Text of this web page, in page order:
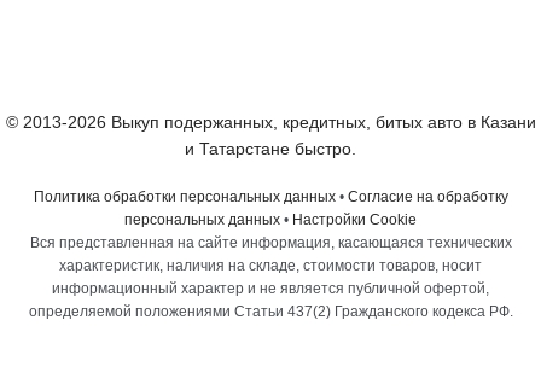
© 2013-2026 Выкуп подержанных, кредитных, битых авто в Казани
и Татарстане быстро.
Политика обработки персональных данных• Согласие на обработку
персональных данных • Настройки Cookie
Вся представленная на сайте информация, касающаяся технических
характеристик, наличия на складе, стоимости товаров, носит
информационный характер и не является публичной офертой,
определяемой положениями Статьи 437(2) Гражданского кодекса РФ.